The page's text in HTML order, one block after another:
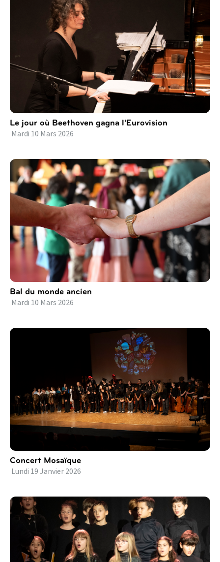
Le jour où Beethoven gagna l'Eurovision
Mardi 10 Mars 2026
Bal du monde ancien
Mardi 10 Mars 2026
Concert Mosaïque
Lundi 19 Janvier 2026